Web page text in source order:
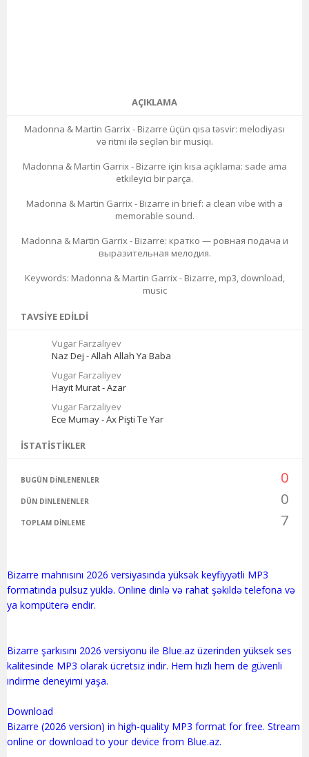
AÇIKLAMA
Madonna & Martin Garrix - Bizarre üçün qısa təsvir: melodiyası
və ritmi ilə seçilən bir musiqi.
Madonna & Martin Garrix - Bizarre için kısa açıklama: sade ama
etkileyici bir parça.
Madonna & Martin Garrix - Bizarre in brief: a clean vibe with a
memorable sound.
Madonna & Martin Garrix - Bizarre: кратко — ровная подача и
выразительная мелодия.
Keywords: Madonna & Martin Garrix - Bizarre, mp3, download,
music
TAVSIYE EDILDI
Vugar Farzaliyev
Naz Dej - Allah Allah Ya Baba
Vugar Farzaliyev
Hayit Murat - Azar
Vugar Farzaliyev
Ece Mumay - Ax Pişti Te Yar
İSTATISTIKLER
BUGÜN DINLENENLER 0
DÜN DINLENENLER 0
TOPLAM DINLEME 7
Bizarre mahnısını 2026 versiyasında yüksək keyfiyyətli MP3
formatında pulsuz yüklə. Online dinlə və rahat şəkildə telefona və
ya kompüterə endir.
Bizarre şarkısını 2026 versiyonu ile Blue.az üzerinden yüksek ses
kalitesinde MP3 olarak ücretsiz indir. Hem hızlı hem de güvenli
indirme deneyimi yaşa.
Download
Bizarre (2026 version) in high-quality MP3 format for free. Stream
online or download to your device from Blue.az.